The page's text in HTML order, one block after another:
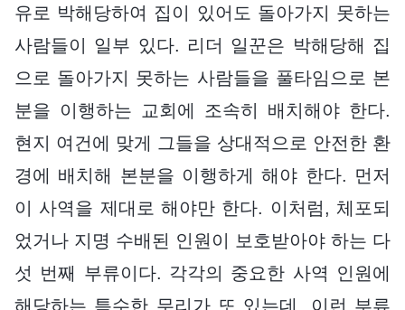
유로 박해당하여 집이 있어도 돌아가지 못하는
사람들이 일부 있다. 리더 일꾼은 박해당해 집
으로 돌아가지 못하는 사람들을 풀타임으로 본
분을 이행하는 교회에 조속히 배치해야 한다.
현지 여건에 맞게 그들을 상대적으로 안전한 환
경에 배치해 본분을 이행하게 해야 한다. 먼저
이 사역을 제대로 해야만 한다. 이처럼, 체포되
었거나 지명 수배된 인원이 보호받아야 하는 다
섯 번째 부류이다. 각각의 중요한 사역 인원에
해당하는 특수한 무리가 또 있는데, 이런 부류